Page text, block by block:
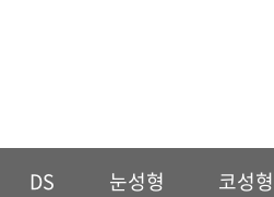
DS 눈성형 코성형